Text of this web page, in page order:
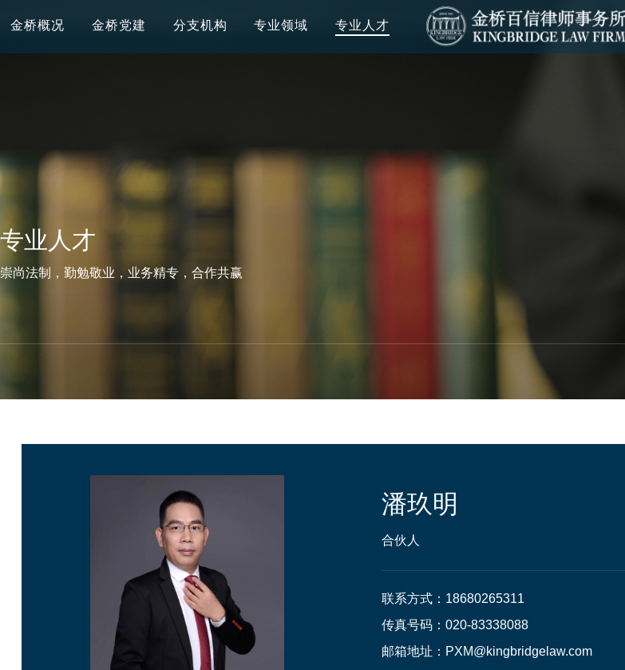
金桥概况 金桥党建 分支机构 专业领域 专业人才
专业人才
崇尚法制，勤勉敬业，业务精专，合作共赢
潘玖明
合伙人
联系方式：18680265311
传真号码：020-83338088
邮箱地址：PXM@kingbridgelaw.com